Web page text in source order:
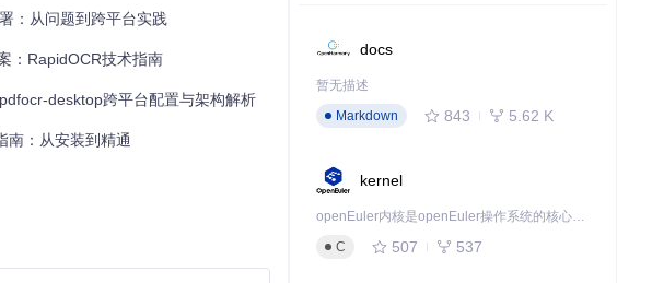
：从问题到跨平台实践
：RapidOCR技术指南
desktop跨平台配置与架构解析
南：从安装到精通
docs
暂无描述
Markdown
843 5.62 K
kernel
openEuler内核是openEuler操作系统的核心，既是系统性能与稳定性的基石，也是连接处理器、设备与服务的桥梁。
C
507 537